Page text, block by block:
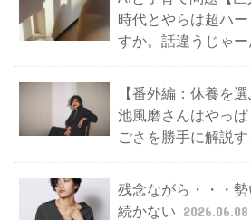
時代とやらは超ハ
すか。話違うじゃー
【番外編：休養を
池風磨さんはやっ
ごさを勝手に解説す
残念ながら・・・
続かない 2026.06.08